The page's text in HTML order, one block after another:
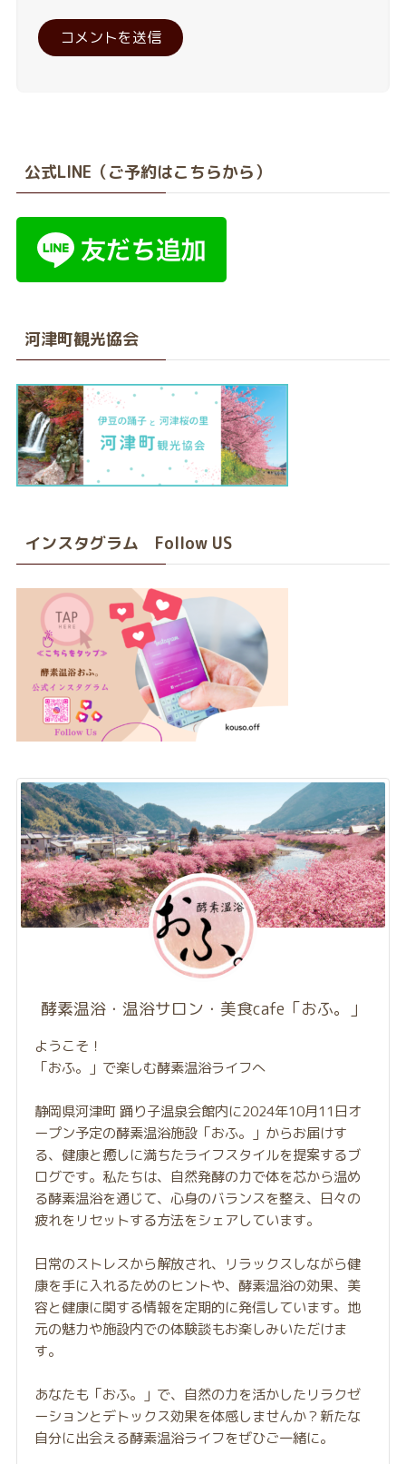
公式LINE（ご予約はこちらから）
河津町観光協会
インスタグラム Follow US
酵素温浴・温浴サロン・美食cafe「おふ。」
ようこそ！
「おふ。」で楽しむ酵素温浴ライフへ
静岡県河津町 踊り子温泉会館内に2024年10月11日オ
ープン予定の酵素温浴施設「おふ。」からお届けす
る、健康と癒しに満ちたライフスタイルを提案するブ
ログです。私たちは、自然発酵の力で体を芯から温め
る酵素温浴を通じて、心身のバランスを整え、日々の
疲れをリセットする方法をシェアしています。
日常のストレスから解放され、リラックスしながら健
康を手に入れるためのヒントや、酵素温浴の効果、美
容と健康に関する情報を定期的に発信しています。地
元の魅力や施設内での体験談もお楽しみいただけま
す。
あなたも「おふ。」で、自然の力を活かしたリラクゼ
ーションとデトックス効果を体感しませんか？新たな
自分に出会える酵素温浴ライフをぜひご一緒に。